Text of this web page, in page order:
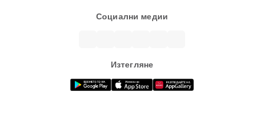
Социални медии
Изтегляне